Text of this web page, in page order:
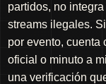
partidos, no
streams ilegales.
por evento, cuenta
oficial o minuto a
una verificación